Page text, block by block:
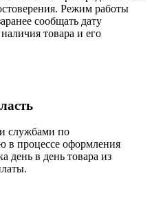
Режим работы
сообщать дату
товара и его
службами по
в процессе оформления
день в день товара из